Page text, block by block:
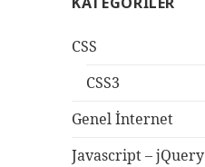
CSS
CSS3
Genel İnternet
Javascript – jQuery